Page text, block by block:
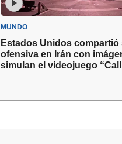
MUNDO
Estados Unidos compartió
ofensiva en Irán con
simulan el videojuego